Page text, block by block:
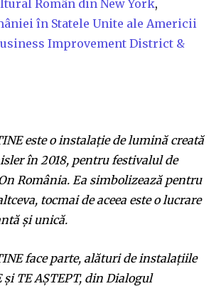
thePrivacy Policy.
Român din New York,
în Statele Unite ale Americii
Improvement District &
este o instalație de lumină creată
în 2018, pentru festivalul de
România. Ea simbolizează pentru
tocmai de aceea este o lucrare
și unică.
face parte, alături de instalațiile
TE AȘTEPT, din Dialogul